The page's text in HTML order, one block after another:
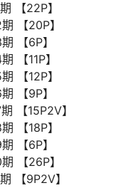
【22P】
【20P】
【6P】
【11P】
【12P】
【9P】
【15P2V】
【18P】
【6P】
【26P】
【9P2V】